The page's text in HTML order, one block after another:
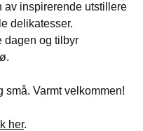
av inspirerende utstillere
delikatesser.
dagen og tilbyr
små. Varmt velkommen!
her.